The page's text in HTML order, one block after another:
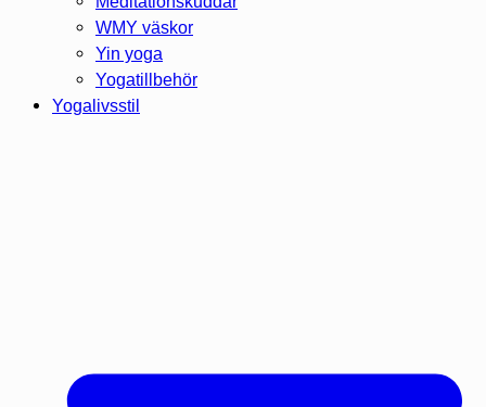
WMY väskor
Yin yoga
Yogatillbehör
Yogalivsstil